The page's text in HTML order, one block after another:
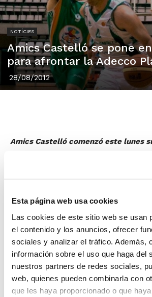
Esta página web usa cookies
Las cookies de este sitio web se usan
el contenido y los anuncios, ofrecer
sociales y analizar el tráfico. Además,
información sobre el uso que haga del
nuestros partners de redes sociales,
web, quienes pueden combinarla con
que les haya proporcionado o que
NOTÍCIES
Amics Castelló se pone
para afrontar la Adecco
28/08/2012
Amics Castelló comenzó este lunes
entidad,Luis García
los jugadores y cuerpo técnico del
A las renovaciones de Frederic
Barrera, Roger Archiles, Alberto
García y Raúl Sales, y los fichajes de
Roberto Rueda y Luis Parejo, se unen